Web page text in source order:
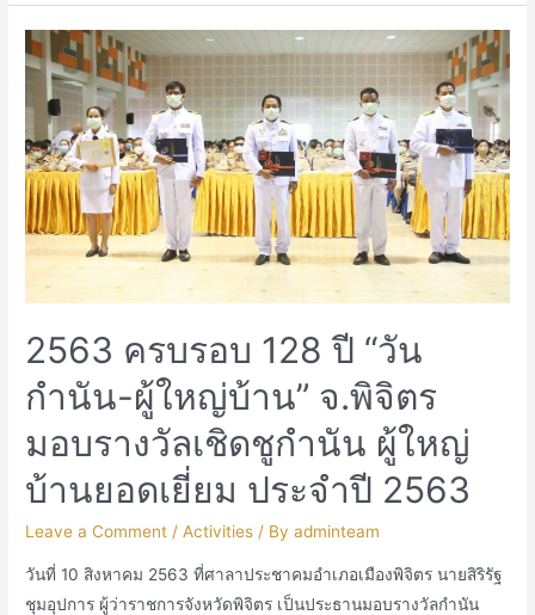
2563 ครบรอบ 128 ปี “วัน
กำนัน-ผู้ใหญ่บ้าน” จ.พิจิตร
มอบรางวัลเชิดชูกำนัน ผู้ใหญ่
บ้านยอดเยี่ยม ประจำปี 2563
Leave a Comment /Activities / Byadminteam
วันที่ 10 สิงหาคม 2563 ที่ศาลาประชาคมอำเภอเมืองพิจิตร นายสิริรัฐ
ชุมอุปการ ผู้ว่าราชการจังหวัดพิจิตร เป็นประธานมอบรางวัลกำนัน